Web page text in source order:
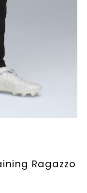
Ragazzo